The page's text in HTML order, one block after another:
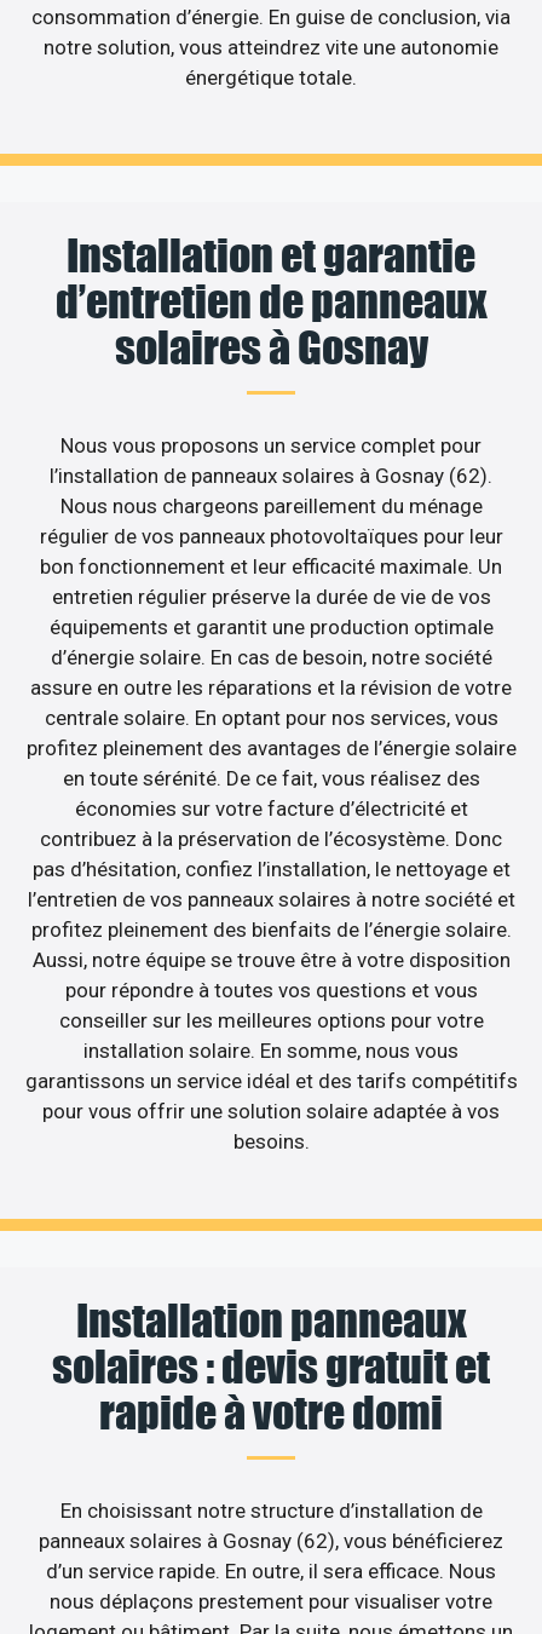
consommation d’énergie. En guise de conclusion, via
notre solution, vous atteindrez vite une autonomie
énergétique totale.
Installation et garantie
d’entretien de panneaux
solaires à Gosnay
Nous vous proposons un service complet pour
l’installation de panneaux solaires à Gosnay (62).
Nous nous chargeons pareillement du ménage
régulier de vos panneaux photovoltaïques pour leur
bon fonctionnement et leur efficacité maximale. Un
entretien régulier préserve la durée de vie de vos
équipements et garantit une production optimale
d’énergie solaire. En cas de besoin, notre société
assure en outre les réparations et la révision de votre
centrale solaire. En optant pour nos services, vous
profitez pleinement des avantages de l’énergie solaire
en toute sérénité. De ce fait, vous réalisez des
économies sur votre facture d’électricité et
contribuez à la préservation de l’écosystème. Donc
pas d’hésitation, confiez l’installation, le nettoyage et
l’entretien de vos panneaux solaires à notre société et
profitez pleinement des bienfaits de l’énergie solaire.
Aussi, notre équipe se trouve être à votre disposition
pour répondre à toutes vos questions et vous
conseiller sur les meilleures options pour votre
installation solaire. En somme, nous vous
garantissons un service idéal et des tarifs compétitifs
pour vous offrir une solution solaire adaptée à vos
besoins.
Installation panneaux
solaires : devis gratuit et
rapide à votre domi
En choisissant notre structure d’installation de
panneaux solaires à Gosnay (62), vous bénéficierez
d’un service rapide. En outre, il sera efficace. Nous
nous déplaçons prestement pour visualiser votre